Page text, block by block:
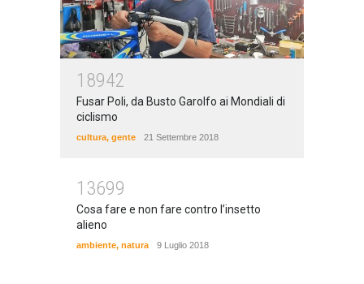
18942
Fusar Poli, da Busto Garolfo ai Mondiali di
ciclismo
cultura, gente 21 Settembre 2018
13699
Cosa fare e non fare contro l’insetto
alieno
ambiente, natura 9 Luglio 2018